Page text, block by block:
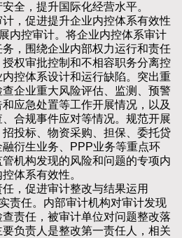
全，提升国际化经营水平。
促进提升企业内控体系有效性
控审计。将企业内控体系审计
，围绕企业内部权力运行和责任
权审批控制和不相容职务分离控
控体系设计和运行缺陷。突出重
企业重大风险评估、监测、预警
应急处置等工作开展情况，以及
合规事件应对等情况。规范开展
投标、物资采购、担保、委托贷
衍生业务、PPP业务等重点环
机构发现的风险和问题的专项内
体系有效性。
促进审计整改与结果运用
任。内部审计机构对审计发现
责任，被审计单位对问题整改落
负责人是整改第一责任人，相关